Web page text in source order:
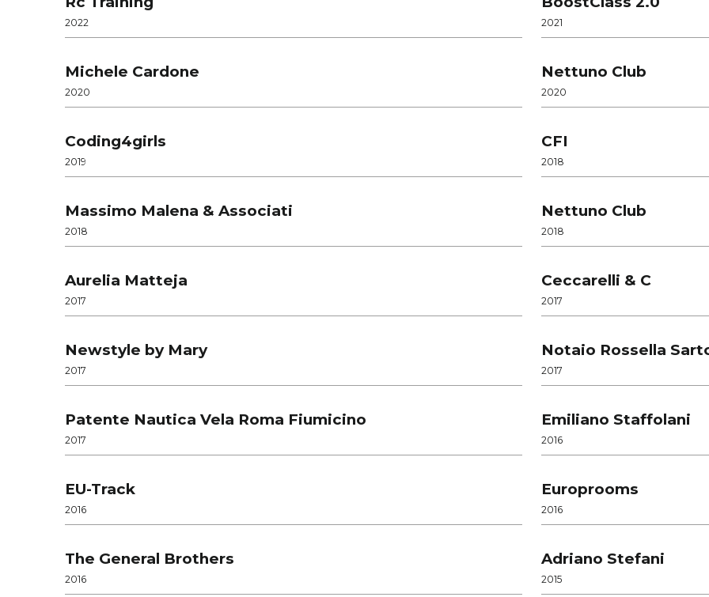
2022 2021
Michele Cardone
2020
Nettuno Club
2020
Coding4girls
2019
CFI
2018
Massimo Malena & Associati
2018
Nettuno Club
2018
Aurelia Matteja
2017
Ceccarelli & C
2017
Newstyle by Mary
2017
Notaio Rossella
2017
Patente Nautica Vela Roma Fiumicino
2017
Emiliano Staffolani
2016
EU-Track
2016
Europrooms
2016
The General Brothers
2016
Adriano Stefani
2015